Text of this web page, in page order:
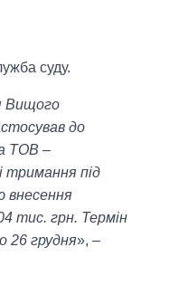
суду.
Вищого
до
ТОВ –
тримання під
внесення
тис. грн. Термін
26 грудня», –